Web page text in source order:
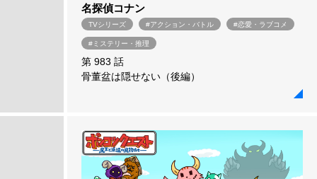
名探偵コナン
TVシリーズ #アクション・バトル #恋愛・ラブコメ
#ミステリー・推理
第 983 話
骨董盆は隠せない（後編）